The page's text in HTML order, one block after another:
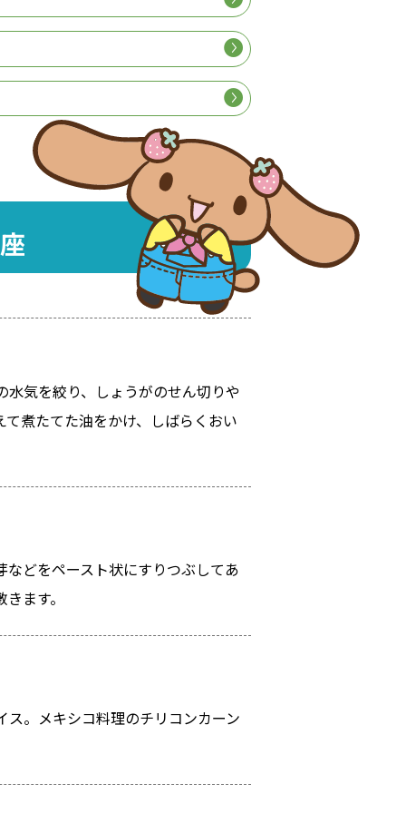
気を絞り、しょうがのせん切りや
煮たてた油をかけ、しばらくおい
どをペースト状にすりつぶしてあ
ます。
。メキシコ料理のチリコンカーン